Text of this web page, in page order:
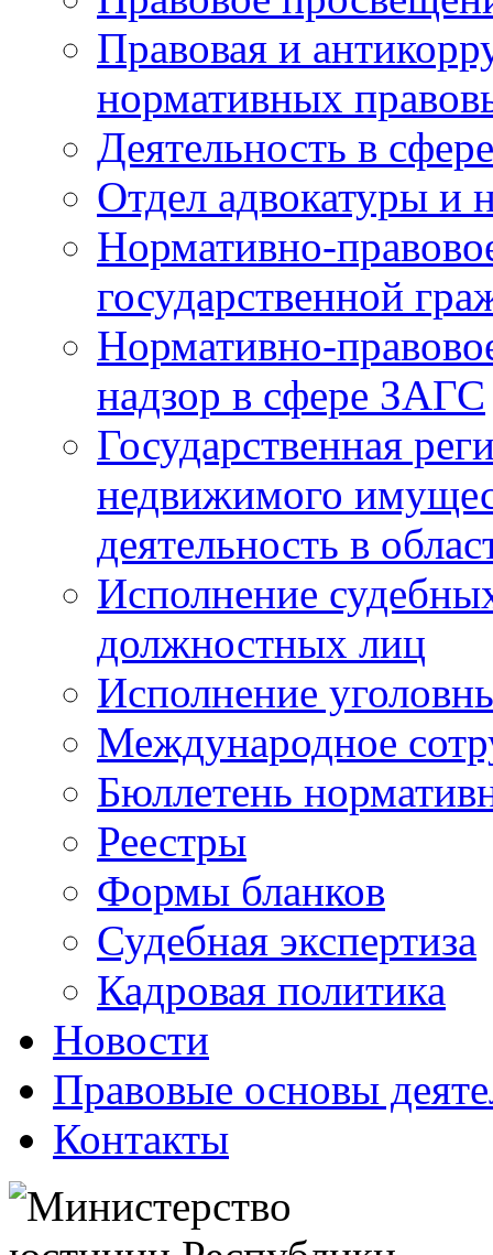
Правовая и
нормативных
Деятельность в
Отдел адвокатуры и
Нормативно-
государственной
Нормативно-
надзор в сфере ЗАГС
Государственная
недвижимого
деятельность в
Исполнение
должностных лиц
Исполнение
Международное
Бюллетень
Реестры
Формы бланков
Судебная экспертиза
Кадровая политика
Новости
Правовые основы
Контакты